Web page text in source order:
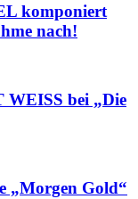
komponiert
nach!
bei „Die
„Morgen Gold“